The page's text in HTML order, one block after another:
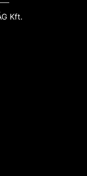
Kft.